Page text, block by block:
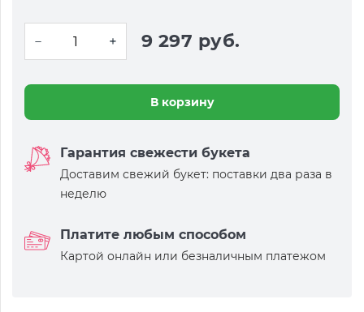
9 297 руб.
В корзину
Гарантия свежести букета
Доставим свежий букет: поставки два раза в
неделю
Платите любым способом
Картой онлайн или безналичным платежом